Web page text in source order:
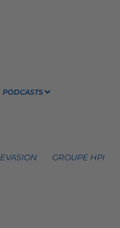
PODCASTS
GROUPE HPI